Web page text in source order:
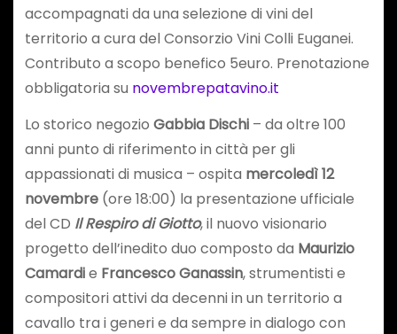
accompagnati da una selezione di vini del
territorio a cura del Consorzio Vini Colli Euganei.
Contributo a scopo benefico 5euro. Prenotazione
obbligatoria su novembrepatavino.it
Lo storico negozio Gabbia Dischi– da oltre 100
anni punto di riferimento in città per gli
appassionati di musica – ospita mercoledì 12
novembre (ore 18:00) la presentazione ufficiale
del CD Il Respiro di Giotto, il nuovo visionario
progetto dell’inedito duo composto da Maurizio
Camardie Francesco Ganassin, strumentisti e
compositori attivi da decenni in un territorio a
cavallo tra i generi e da sempre in dialogo con